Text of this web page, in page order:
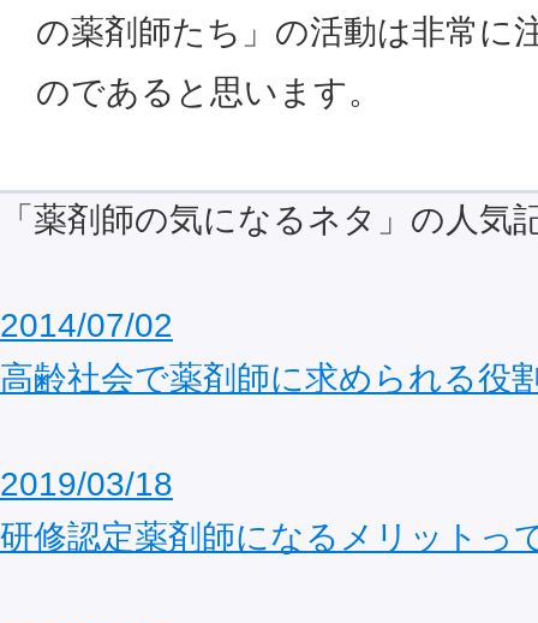
の薬剤師たち」の活動は非常に
のであると思います。
「薬剤師の気になるネタ」の人気
2014/07/02
高齢社会で薬剤師に求められる役
2019/03/18
研修認定薬剤師になるメリットっ